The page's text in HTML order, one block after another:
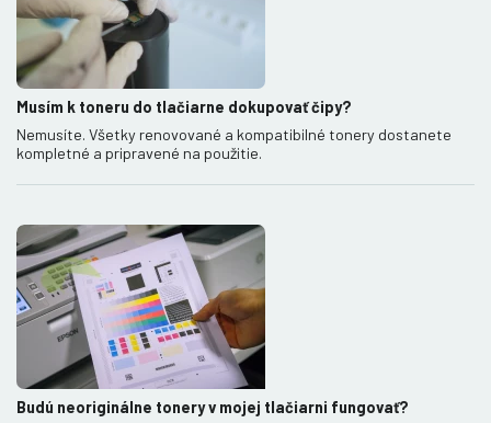
Musím k toneru do tlačiarne dokupovať čipy?
Nemusíte. Všetky renovované a kompatibilné tonery dostanete
kompletné a pripravené na použitie.
Budú neoriginálne tonery v mojej tlačiarni fungovať?